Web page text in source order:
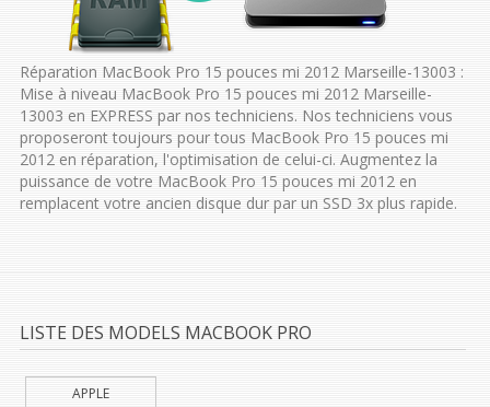
Réparation MacBook Pro 15 pouces mi 2012 Marseille-13003 :
Mise à niveau MacBook Pro 15 pouces mi 2012 Marseille-
13003 en EXPRESS par nos techniciens. Nos techniciens vous
proposeront toujours pour tous MacBook Pro 15 pouces mi
2012 en réparation, l'optimisation de celui-ci. Augmentez la
puissance de votre MacBook Pro 15 pouces mi 2012 en
remplacent votre ancien disque dur par un SSD 3x plus rapide.
LISTE DES MODELS MACBOOK PRO
APPLE